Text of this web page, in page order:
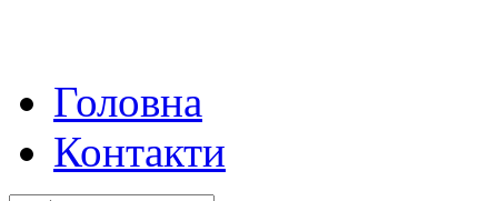
Головна
Контакти